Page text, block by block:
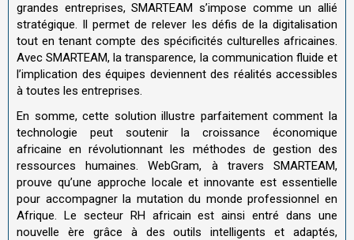
grandes entreprises, SMARTEAM s’impose comme un allié
stratégique. Il permet de relever les défis de la digitalisation
tout en tenant compte des spécificités culturelles africaines.
Avec SMARTEAM, la transparence, la communication fluide et
l’implication des équipes deviennent des réalités accessibles
à toutes les entreprises.
En somme, cette solution illustre parfaitement comment la
technologie peut soutenir la croissance économique
africaine en révolutionnant les méthodes de gestion des
ressources humaines. WebGram, à travers SMARTEAM,
prouve qu’une approche locale et innovante est essentielle
pour accompagner la mutation du monde professionnel en
Afrique. Le secteur RH africain est ainsi entré dans une
nouvelle ère grâce à des outils intelligents et adaptés,